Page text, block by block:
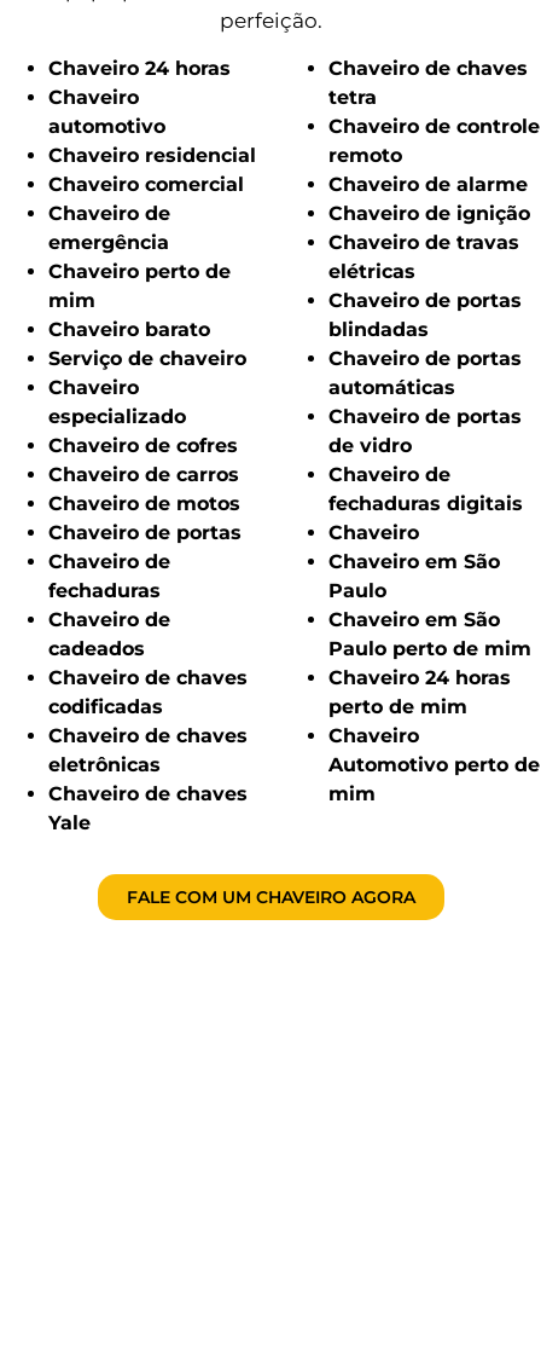
perfeição.
Chaveiro 24 horas
Chaveiro
automotivo
Chaveiro residencial
Chaveiro comercial
Chaveiro de
emergência
Chaveiro perto de
mim
Chaveiro barato
Serviço de chaveiro
Chaveiro
especializado
Chaveiro de cofres
Chaveiro de carros
Chaveiro de motos
Chaveiro de portas
Chaveiro de
fechaduras
Chaveiro de
cadeados
Chaveiro de chaves
codificadas
Chaveiro de chaves
eletrônicas
Chaveiro de chaves
Yale
Chaveiro de chaves
tetra
Chaveiro de controle
remoto
Chaveiro de alarme
Chaveiro de ignição
Chaveiro de travas
elétricas
Chaveiro de portas
blindadas
Chaveiro de portas
automáticas
Chaveiro de portas
de vidro
Chaveiro de
fechaduras digitais
Chaveiro
Chaveiro em São
Paulo
Chaveiro em São
Paulo perto de mim
Chaveiro 24 horas
perto de mim
Chaveiro
Automotivo perto de
mim
FALE COM UM CHAVEIRO AGORA